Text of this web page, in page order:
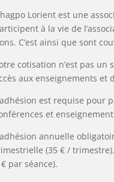
Lorient est une
à la vie de
C’est ainsi que sont
cotisation n’est pas
aux enseignements et
est requise pour
et
annuelle
(35 € /
par séance).